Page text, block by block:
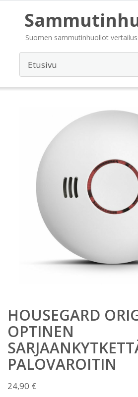
Suomen sammutinhuollot
HOUSEGARD
OPTINEN
PALOVAROITIN
24,90 €